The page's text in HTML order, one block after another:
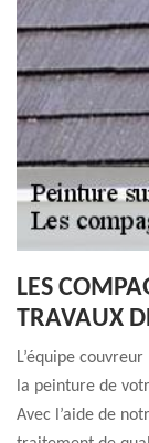
LES
TRAVAUX
L’équipe
la peinture de
Avec l’aide de